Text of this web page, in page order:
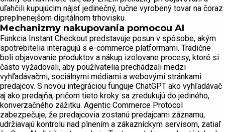
uľahčili kupujúcim nájsť jedinečný, ručne vyrobený tovar na čoraz
preplnenejšom digitálnom trhovisku.
Mechanizmy nakupovania pomocou AI
Funkcia Instant Checkout predstavuje posun v spôsobe, akým
spotrebitelia interagujú s e-commerce platformami. Tradične
boli objavovanie produktov a nákup izolovane procesy, ktoré si
často vyžadovali, aby používatelia prechádzali medzi
vyhľadávačmi, sociálnymi médiami a webovými stránkami
predajcov. S novou integráciou funguje ChatGPT ako vyhľadávač
aj ako predajňa, pričom tieto kroky sa zredukujú do jediného,
konverzačného zážitku. Agentic Commerce Protocol
zabezpečuje, že predajcovia zostanú predajcami záznamu,
udržiavajú kontrolu nad plnením a zákazníckym servisom, zatiaľ